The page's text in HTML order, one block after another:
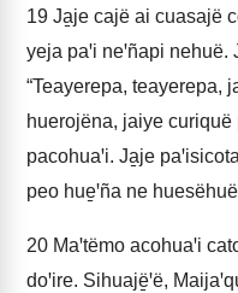
19 Ja̱je cajë ai cuasajë
yeja paꞌi neꞌñapi
“Teayerepa, teayerepa,
huerojëna, jaiye curiquë
pacohuaꞌi. Ja̱je
peo hue̱ꞌña ne
20 Maꞌtëmo acohuaꞌi
doꞌire. Sihuajë̱ꞌë,